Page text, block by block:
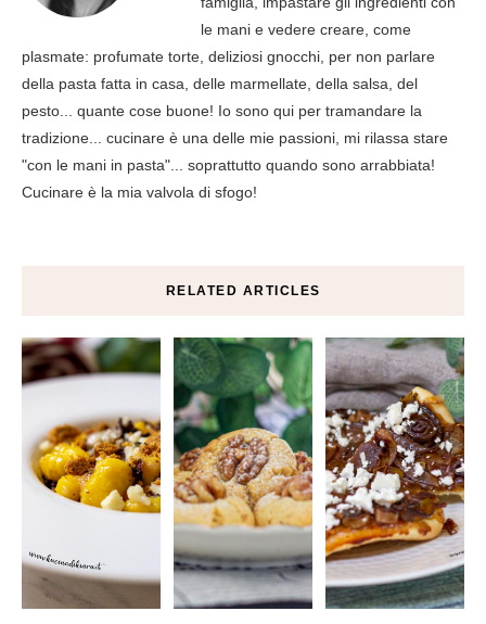
le mani e vedere creare, come
plasmate: profumate torte, deliziosi gnocchi, per non parlare
della pasta fatta in casa, delle marmellate, della salsa, del
pesto... quante cose buone! Io sono qui per tramandare la
tradizione... cucinare è una delle mie passioni, mi rilassa stare
"con le mani in pasta"... soprattutto quando sono arrabbiata!
Cucinare è la mia valvola di sfogo!
RELATED ARTICLES